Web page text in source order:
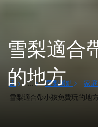
雪梨適合
的地方
家 ... 雪梨景點
家
雪梨適合帶小孩免費玩的地方